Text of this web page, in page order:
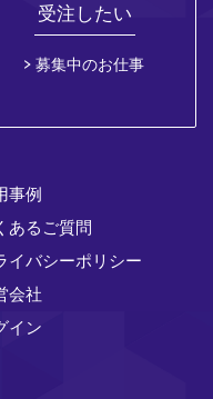
受注したい
募集中のお仕事
事例
あるご質問
イバシーポリシー
会社
イン